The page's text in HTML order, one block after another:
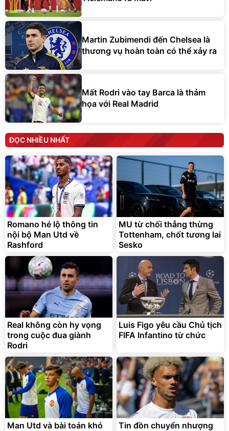
Martin Zubimendi đến Chelsea là
thương vụ hoàn toàn có thể xảy ra
Mất Rodri vào tay Barca là thảm
họa với Real Madrid
ĐỌC NHIỀU NHẤT
Romano hé lộ thông tin
nội bộ Man Utd về
Rashford
MU từ chối thẳng thừng
Tottenham, chốt tương lai
Sesko
Real không còn hy vọng
trong cuộc đua giành
Rodri
Luis Figo yêu cầu Chủ tịch
FIFA Infantino từ chức
Man Utd và bài toán khó
Tin đồn chuyển nhượng